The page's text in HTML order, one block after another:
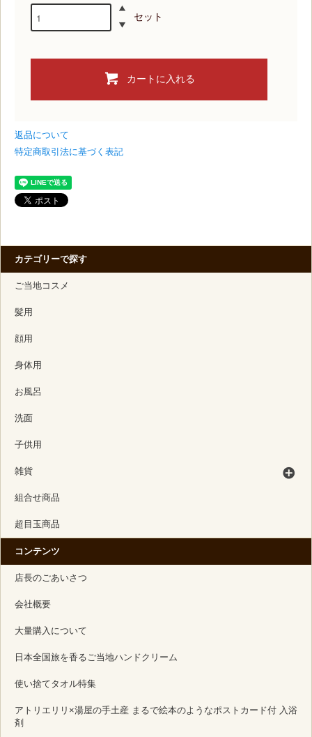
セット
カートに入れる
返品について
特定商取引法に基づく表記
カテゴリーで探す
ご当地コスメ
髪用
顔用
身体用
お風呂
洗面
子供用
雑貨
組合せ商品
超目玉商品
コンテンツ
店長のごあいさつ
会社概要
大量購入について
日本全国旅を香るご当地ハンドクリーム
使い捨てタオル特集
アトリエリリ×湯屋の手土産 まるで絵本のようなポストカード付 入浴
剤